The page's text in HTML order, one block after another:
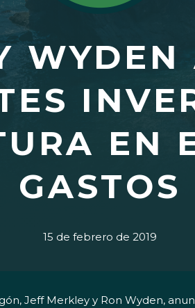
EN
GASTOS
15 de febrero de 2019
Jeff Merkley y Ron Wyden,